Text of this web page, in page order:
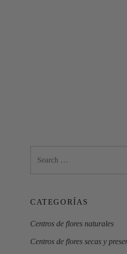
CATEGORÍAS
Centros de flores naturales
Centros de flores secas y